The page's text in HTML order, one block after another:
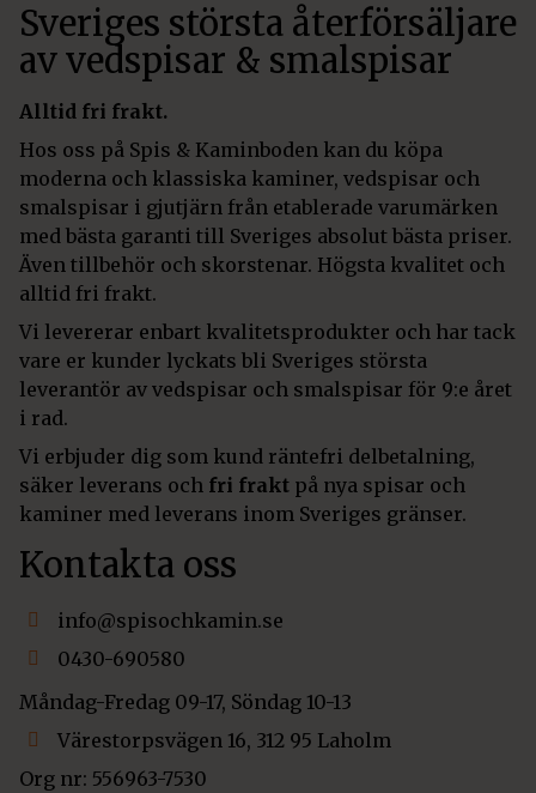
Sveriges största återförsäljare
av vedspisar & smalspisar
Alltid fri frakt.
Hos oss på Spis & Kaminboden kan du köpa
moderna och klassiska kaminer, vedspisar och
smalspisar i gjutjärn från etablerade varumärken
med bästa garanti till Sveriges absolut bästa priser.
Även tillbehör och skorstenar. Högsta kvalitet och
alltid fri frakt.
Vi levererar enbart kvalitetsprodukter och har tack
vare er kunder lyckats bli Sveriges största
leverantör av vedspisar och smalspisar för 9:e året
i rad.
Vi erbjuder dig som kund räntefri delbetalning,
säker leverans och fri frakt på nya spisar och
kaminer med leverans inom Sveriges gränser.
Kontakta oss
info@spisochkamin.se
0430-690580
Måndag-Fredag 09-17, Söndag 10-13
Värestorpsvägen 16, 312 95 Laholm
Org nr: 556963-7530